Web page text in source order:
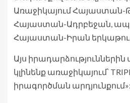
Առաջիկայում Հայաստան-
Հայաստան-Ադրբեջան,
Հայաստան-Իրան
Այս
կլինենք առաջիկայում՝
իրագործման արդյունքում»: